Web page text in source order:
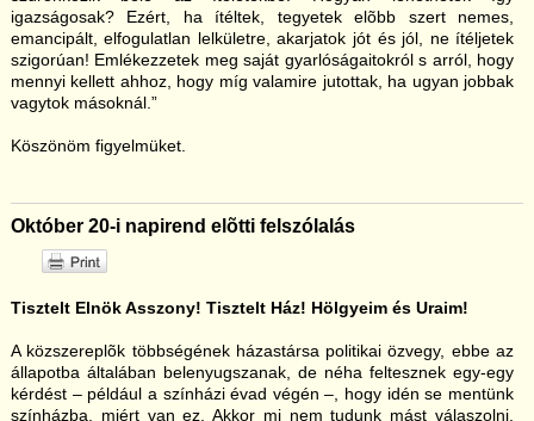
igazságosak? Ezért, ha ítéltek, tegyetek elõbb szert nemes,
emancipált, elfogulatlan lelkületre, akarjatok jót és jól, ne ítéljetek
szigorúan! Emlékezzetek meg saját gyarlóságaitokról s arról, hogy
mennyi kellett ahhoz, hogy míg valamire jutottak, ha ugyan jobbak
vagytok másoknál.”
Köszönöm figyelmüket.
Október 20-i napirend elõtti felszólalás
Tisztelt Elnök Asszony! Tisztelt Ház! Hölgyeim és Uraim!
A közszereplõk többségének házastársa politikai özvegy, ebbe az
állapotba általában belenyugszanak, de néha feltesznek egy-egy
kérdést – például a színházi évad végén –, hogy idén se mentünk
színházba, miért van ez. Akkor mi nem tudunk mást válaszolni,